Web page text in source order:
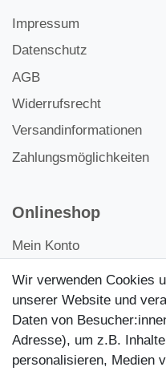
Impressum
Datenschutz
AGB
Widerrufsrecht
Versandinformationen
Zahlungsmöglichkeiten
Onlineshop
Mein Konto
Kontakt
Kundenretouren
Reparaturservice
Wir verwenden Cookies
unserer Website und
Daten von
Adresse), um z.B.
personalisieren, Medien